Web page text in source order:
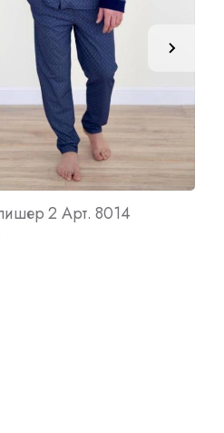
2 Арт. 8014